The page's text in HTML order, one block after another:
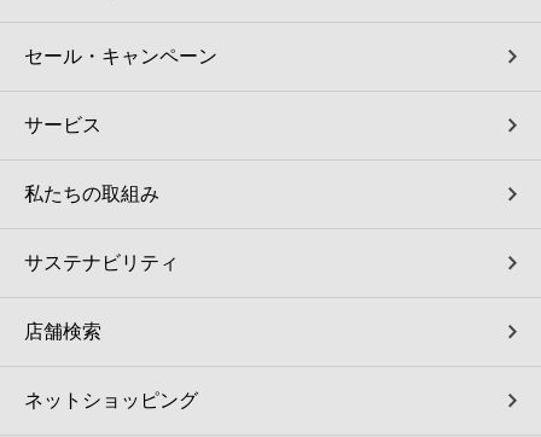
セール・キャンペーン
サービス
私たちの取組み
サステナビリティ
店舗検索
ネットショッピング